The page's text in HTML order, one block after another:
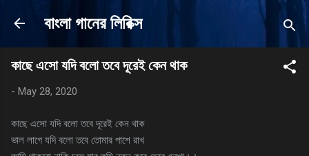
Skip to main content
বাংলা গানের লিরিক্স
কাছে এসো যদি বলো তবে দূরেই কেন থাক
- May 28, 2020
কাছে এসো যদি বলো তবে দূরেই কেন থাক
ভাল লাগে যদি বলো তবে তোমার পাশে রাখ